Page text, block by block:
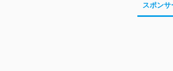
スポンサ